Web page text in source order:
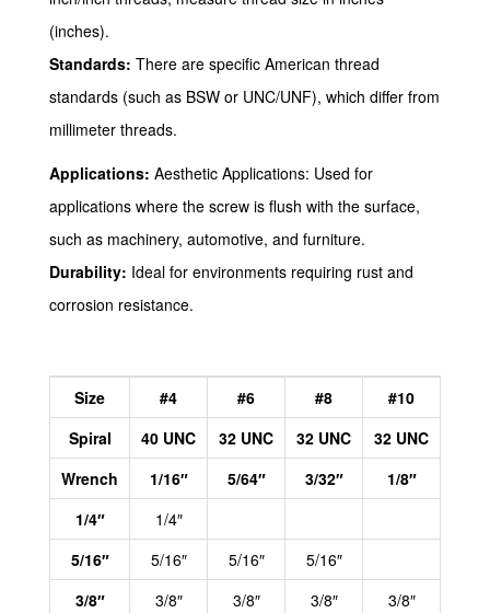
(inches).
Standards: There are specific American thread
standards (such as BSW or UNC/UNF), which differ from
millimeter threads.
Applications: Aesthetic Applications: Used for
applications where the screw is flush with the surface,
such as machinery, automotive, and furniture.
Durability: Ideal for environments requiring rust and
corrosion resistance.
Size #4 #6 #8
#10
Spiral
40 UNC 32 UNC 32 UNC
32 UNC
Wrench
1/16″ 5/64″ 3/32″
1/8″
1/4″
1/4″
5/16″
5/16″ 5/16″
5/16″
3/8″
3/8″ 3/8″ 3/8″
3/8″